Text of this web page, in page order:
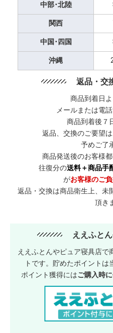
中部･北陸
関西
中国･四国
沖縄
返品・交
商品到着日
メールまたは電
商品到着後７
返品、交換のご要望
予めご了
商品発送後のお客様
往復分の送料＋商品手
がお客様のご
返品・交換は商品衛生上、未
頂き
ええふと
ええふとんやピュア寝具店で
トです。貯めたポイントは
ポイント獲得にはご購入時